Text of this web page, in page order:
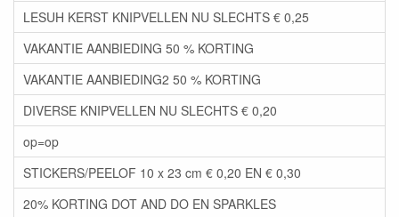
LESUH KERST KNIPVELLEN NU SLECHTS € 0,25
VAKANTIE AANBIEDING 50 % KORTING
VAKANTIE AANBIEDING2 50 % KORTING
DIVERSE KNIPVELLEN NU SLECHTS € 0,20
op=op
STICKERS/PEELOF 10 x 23 cm € 0,20 EN € 0,30
20% KORTING DOT AND DO EN SPARKLES